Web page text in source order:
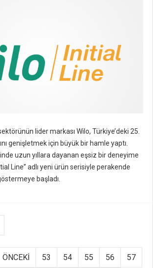
lider markası Wilo, Türkiye’deki 25.
genişletmek için büyük bir hamle yaptı.
uzun yıllara dayanan eşsiz bir deneyime
Line” adlı yeni ürün serisiyle perakende
başladı.
ÖNCEKI 53 54 55 56 57